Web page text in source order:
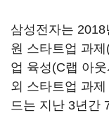
삼성전자는
원 스타트업 과
업 육성(C랩 아
외 스타트업 과
드는 지난 3년간